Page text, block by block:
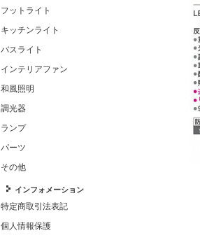
フットライト
キッチンライト
バスライト
インテリアファン
和風照明
調光器
ランプ
パーツ
その他
インフォメーション
特定商取引法表記
個人情報保護